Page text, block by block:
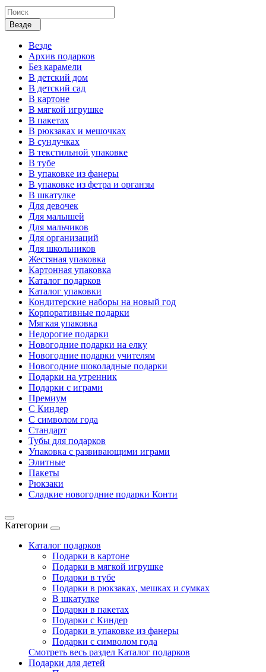
Везде
Везде
Архив подарков
Без карамели
В детский дом
В детский сад
В картоне
В мягкой игрушке
В пакетах
В рюкзаках и мешочках
В сундучках
В текстильной упаковке
В тубе
В упаковке из фанеры
В упаковке из фетра и органзы
В шкатулке
Для девочек
Для малышей
Для мальчиков
Для организаций
Для школьников
Жестяная упаковка
Картонная упаковка
Каталог подарков
Каталог упаковки
Кондитерские наборы на новый год
Корпоративные подарки
Мягкая упаковка
Недорогие подарки
Новогодние подарки на елку
Новогодние подарки учителям
Новогодние шоколадные подарки
Подарки на утренник
Подарки с играми
Премиум
С Киндер
С символом года
Стандарт
Тубы для подарков
Упаковка с развивающими играми
Элитные
Пакеты
Рюкзаки
Сладкие новогодние подарки Конти
Категории
Каталог подарков
Подарки в картоне
Подарки в мягкой игрушке
Подарки в тубе
Подарки в рюкзаках, мешках и сумках
В шкатулке
Подарки в пакетах
Подарки с Киндер
Подарки в упаковке из фанеры
Подарки с символом года
Смотреть весь раздел Каталог подарков
Подарки для детей